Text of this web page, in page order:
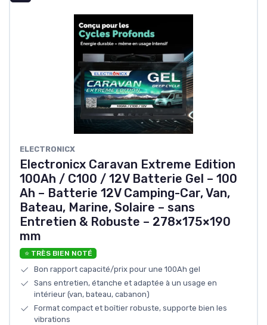
ELECTRONICX
Electronicx Caravan Extreme Edition
100Ah / C100 / 12V Batterie Gel – 100
Ah – Batterie 12V Camping-Car, Van,
Bateau, Marine, Solaire – sans
Entretien & Robuste – 278×175×190
mm
⭐ TRÈS BIEN NOTÉ
Bon rapport capacité/prix pour une 100Ah gel
Sans entretien, étanche et adaptée à un usage en
intérieur (van, bateau, cabanon)
Format compact et boîtier robuste, supporte bien les
vibrations